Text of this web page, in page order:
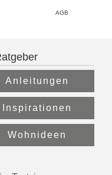
AGB
Anleitungen
Inspirationen
Wohnideen